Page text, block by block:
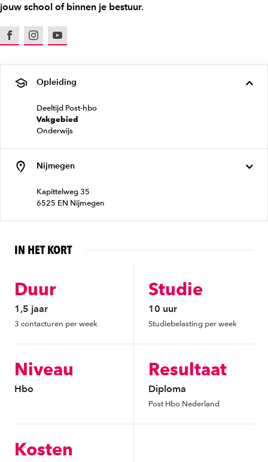
jouw school of binnen je bestuur.
FacebookInstagramYoutube
Opleiding
Deeltijd Post-hbo
Vakgebied
Onderwijs
Nijmegen
Kapittelweg 35
6525 EN Nijmegen
IN HET KORT
Duur
1,5 jaar
3 contacturen per week
Studie
10 uur
Studiebelasting per week
Niveau
Hbo
Resultaat
Diploma
Post Hbo Nederland
Kosten